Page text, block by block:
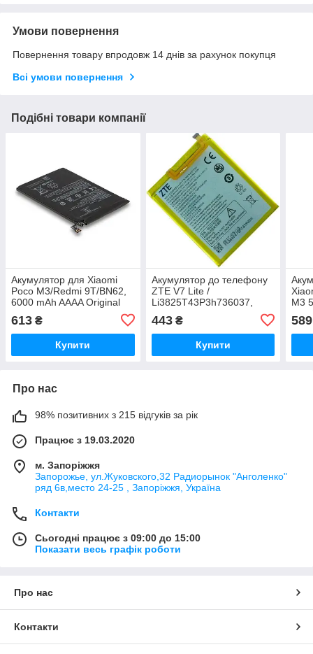
Умови повернення
Повернення товару впродовж 14 днів за рахунок покупця
Всі умови повернення
Подібні товари компанії
Акумулятор для Xiaomi
Poco M3/Redmi 9T/BN62,
6000 mAh AAAA Original
613 ₴
Купити
Акумулятор до телефону
ZTE V7 Lite /
Li3825T43P3h736037,
443₴
Купити
M3
589
Про нас
98% позитивних з 215 відгуків за рік
Працює з 19.03.2020
м. Запоріжжя
Запорожье, ул.Жуковского,32 Радиорынок "Анголенко"
ряд 6в,место 24-25 , Запоріжжя, Україна
Контакти
Сьогодні працює з 09:00 до 15:00
Показати весь графік роботи
Про нас
Контакти